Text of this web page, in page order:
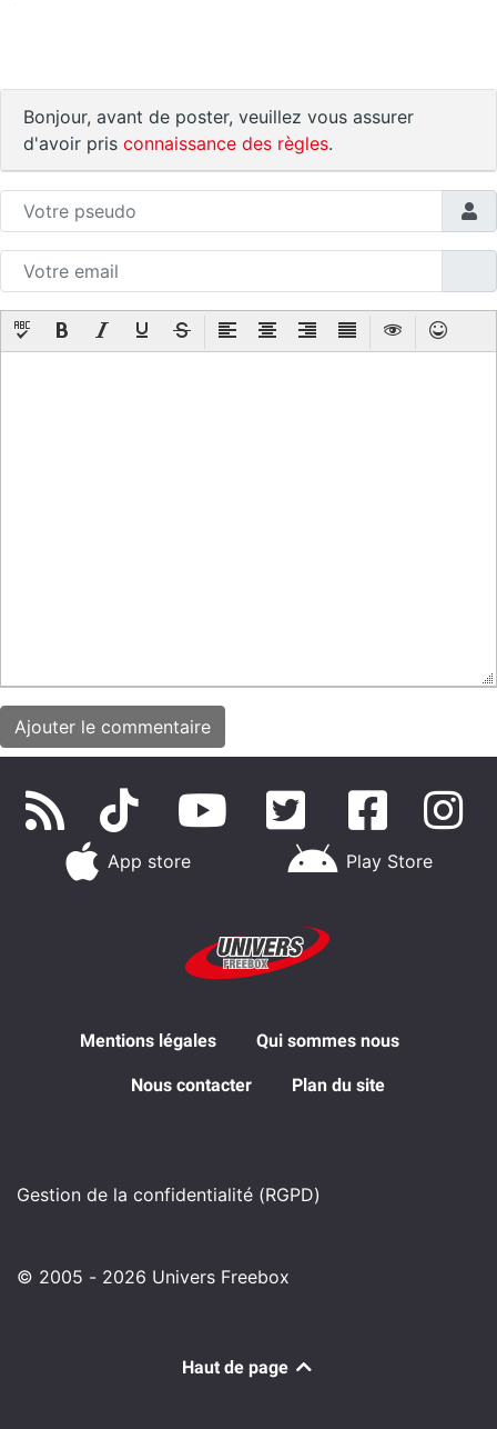
Bonjour, avant de poster, veuillez vous assurer
d'avoir pris connaissance des règles.
App store Play Store
Mentions légales Qui sommes nous
Nous contacter Plan du site
Gestion de la confidentialité (RGPD)
© 2005 - 2026 Univers Freebox
Haut de page